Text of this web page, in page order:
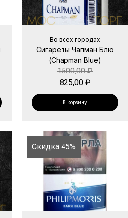
Во всех городах
Сигареты Чапман Блю
(Chapman Blue)
1500,00₽
825,00 ₽
В корзину
Скидка 45%